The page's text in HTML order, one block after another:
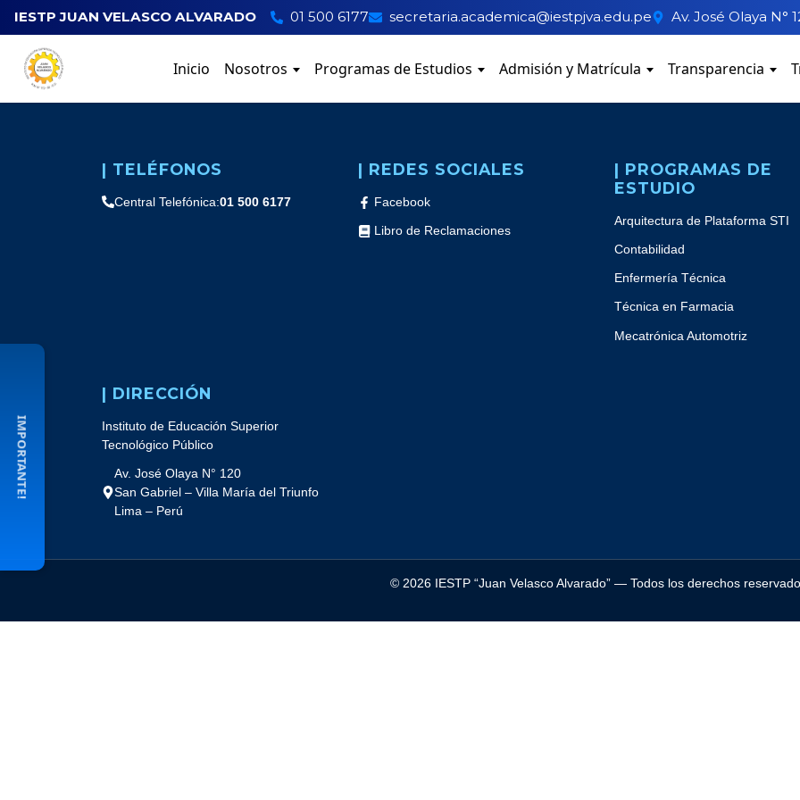
IESTP JUAN VELASCO ALVARADO 01 500 6177 secretaria.academica@iestpjva.edu.pe Av. José Olaya N°
Inicio Nosotros Programas de Estudios Admisión y Matrícula Transparencia
IMPORTANTE!
| TELÉFONOS
Central Telefónica:01 500 6177
| REDES SOCIALES
Facebook
Libro de Reclamaciones
| PROGRAMAS DE
ESTUDIO
Arquitectura de Plataforma STI
Contabilidad
Enfermería Técnica
Técnica en Farmacia
Mecatrónica Automotriz
| DIRECCIÓN
Instituto de Educación Superior
Tecnológico Público
Av. José Olaya N° 120
San Gabriel – Villa María del Triunfo
Lima – Perú
© 2026IESTP “Juan Velasco Alvarado” — Todos los derechos